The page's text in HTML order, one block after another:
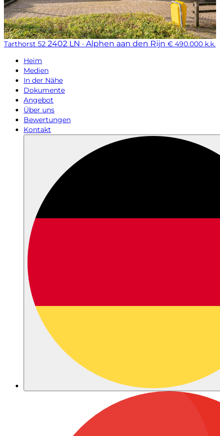
Tarthorst 52 2402 LN · Alphen aan den Rijn € 490.000 k.k.
Heim
Medien
In der Nähe
Dokumente
Angebot
Über uns
Bewertungen
Kontakt